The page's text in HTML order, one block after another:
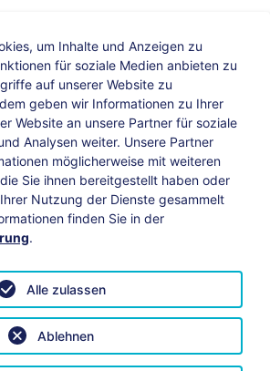
| Instagram| Facebook|
YouTube
Suche Datenschutz
widerrufen
anpassen
| Alle Rechte vorbehalten.
um Inhalte und Anzeigen zu
für soziale Medien anbieten zu
auf unserer Website zu
geben wir Informationen zu Ihrer
Website an unsere Partner für soziale
Analysen weiter. Unsere Partner
möglicherweise mit weiteren
Sie ihnen bereitgestellt haben oder
Nutzung der Dienste gesammelt
finden Sie in der
.
Ablehnen
Alle zulassen